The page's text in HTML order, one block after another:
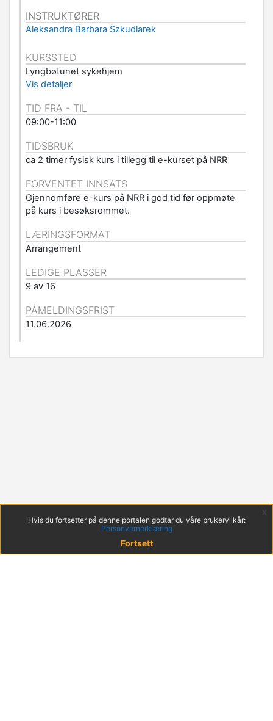
INSTRUKTØRER
Aleksandra Barbara Szkudlarek
KURSSTED
Lyngbøtunet sykehjem
Vis detaljer
TID FRA - TIL
09:00-11:00
TIDSBRUK
ca 2 timer fysisk kurs i tillegg til e-kurset på NRR
FORVENTET INNSATS
Gjennomføre e-kurs på NRR i god tid før oppmøte
på kurs i besøksrommet.
LÆRINGSFORMAT
Arrangement
LEDIGE PLASSER
9 av 16
PÅMELDINGSFRIST
11.06.2026
Hvis du fortsetter på denne portalen godtar du våre brukervilkår:
Personvernerklæring
Fortsett
x